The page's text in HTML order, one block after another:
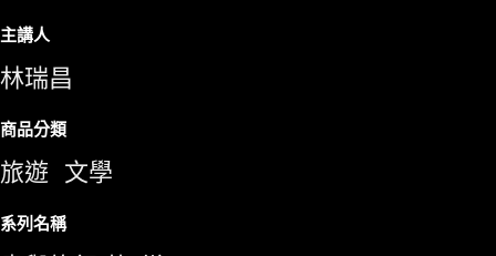
主講人
林瑞昌
商品分類
旅遊 文學
系列名稱